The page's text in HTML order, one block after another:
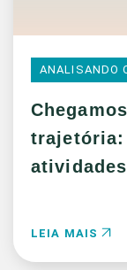
ANALISANDO
trajetória:
atividades
LEIA MAIS